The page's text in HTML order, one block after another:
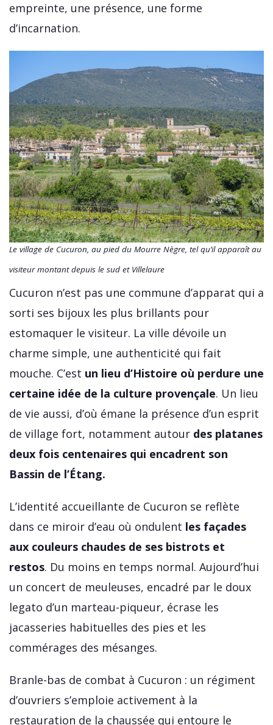
empreinte, une présence, une forme
d’incarnation.
Le village de Cucuron, au pied du Mourre Nègre, tel qu’il apparaît au
visiteur montant depuis le sud et Villelaure
Cucuron n’est pas une commune d’apparat qui a
sorti ses bijoux les plus brillants pour
estomaquer le visiteur. La ville dévoile un
charme simple, une authenticité qui fait
mouche. C’est un lieu d’Histoire où perdure une
certaine idée de la culture provençale. Un lieu
de vie aussi, d’où émane la présence d’un esprit
de village fort, notamment autour des platanes
deux fois centenaires qui encadrent son
Bassin de l’Étang.
L’identité accueillante de Cucuron se reflète
dans ce miroir d’eau où ondulent les façades
aux couleurs chaudes de ses bistrots et
restos. Du moins en temps normal. Aujourd’hui
un concert de meuleuses, encadré par le doux
legato d’un marteau-piqueur, écrase les
jacasseries habituelles des pies et les
commérages des mésanges.
Branle-bas de combat à Cucuron : un régiment
d’ouvriers s’emploie activement à la
restauration de la chaussée qui entoure le